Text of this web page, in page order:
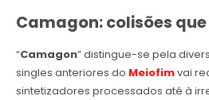
Camagon: colisões
“Camagon” distingue-se pela
singles anteriores do Meiofimvai
sintetizadores processados até à